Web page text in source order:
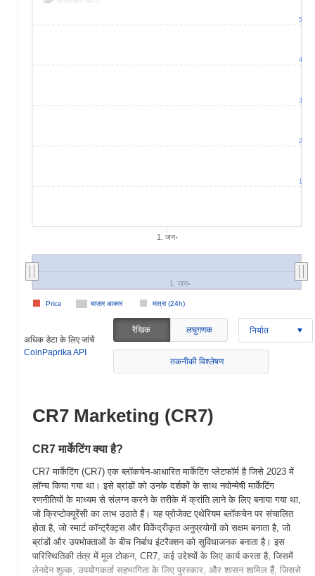
1. जन॰
बाज़ार आकार मात्रा (24h)
Price
1. जन॰
1
2
3
4
5
अधिक डेटा के लिए जांचें
CoinPaprika API
रैखिक लघुगणक निर्यात
तकनीकी विश्लेषण
CR7 Marketing (CR7)
CR7 मार्केटिंग क्या है?
CR7 मार्केटिंग (CR7) एक ब्लॉकचेन-आधारित मार्केटिंग प्लेटफॉर्म है जिसे 2023 में
लॉन्च किया गया था। इसे ब्रांडों को उनके दर्शकों के साथ नवोन्मेषी मार्केटिंग
रणनीतियों के माध्यम से संलग्न करने के तरीके में क्रांति लाने के लिए बनाया गया था,
जो क्रिप्टोक्यूरेंसी का लाभ उठाते हैं। यह प्रोजेक्ट एथेरियम ब्लॉकचेन पर संचालित
होता है, जो स्मार्ट कॉन्ट्रैक्ट्स और विकेंद्रीकृत अनुप्रयोगों को सक्षम बनाता है, जो
ब्रांडों और उपभोक्ताओं के बीच निर्बाध इंटरैक्शन को सुविधाजनक बनाता है। इस
पारिस्थितिकी तंत्र में मूल टोकन, CR7, कई उद्देश्यों के लिए कार्य करता है, जिसमें
लेनदेन शुल्क, उपयोगकर्ता सहभागिता के लिए पुरस्कार, और शासन शामिल हैं, जिससे